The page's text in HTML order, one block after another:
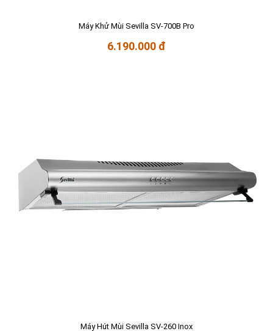
Máy Khử Mùi Sevilla SV-700B Pro
6.190.000 đ
Máy Hút Mùi Sevilla SV-260 Inox